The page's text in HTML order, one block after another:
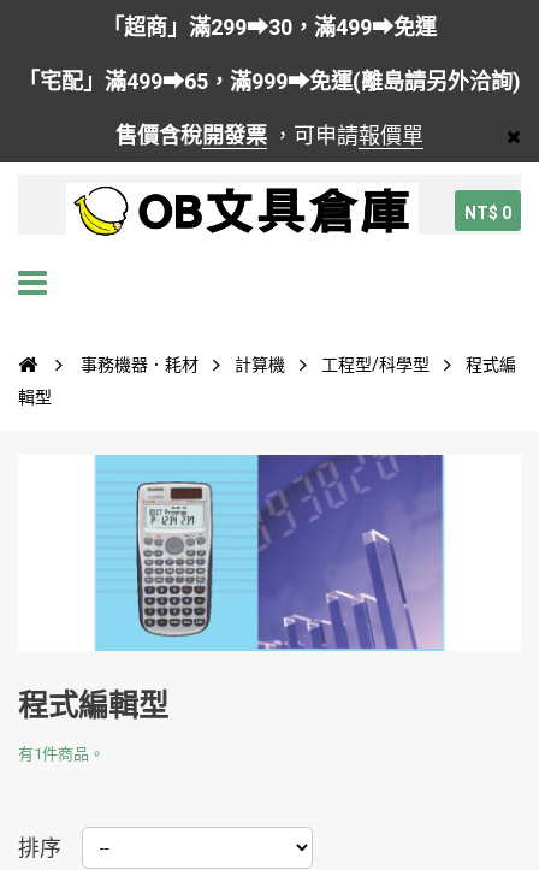
「超商」滿299➡30，滿499➡免運
「宅配」滿499➡65，滿999➡免運(離島請另外洽詢)
售價含稅開發票 ，可申請報價單
NT$ 0
事務機器．耗材 計算機 工程型/科學型
程式編
輯型
程式編輯型
有1件商品。
排序